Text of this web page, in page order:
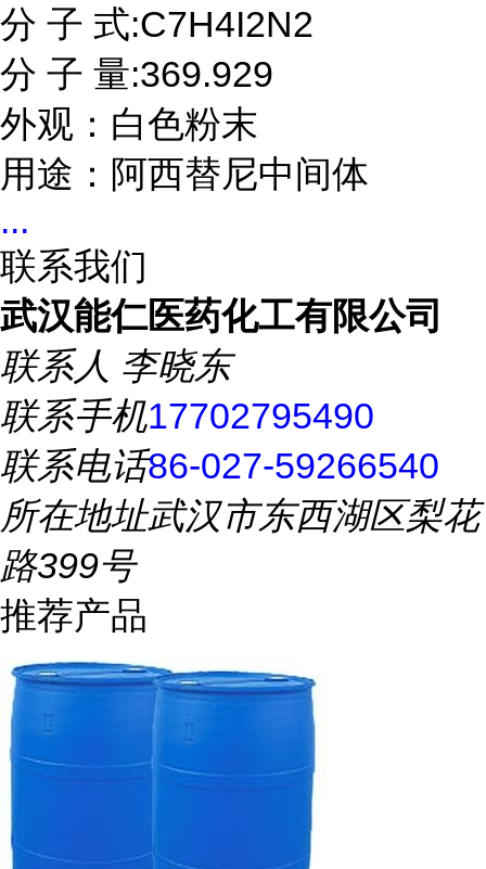
分 子 式:C7H4I2N2
分 子 量:369.929
外观：白色粉末
用途：阿西替尼中间体
...
联系我们
武汉能仁医药化工有限公司
联系人 李晓东
联系手机17702795490
联系电话86-027-59266540
所在地址武汉市东西湖区梨花
路399号
推荐产品